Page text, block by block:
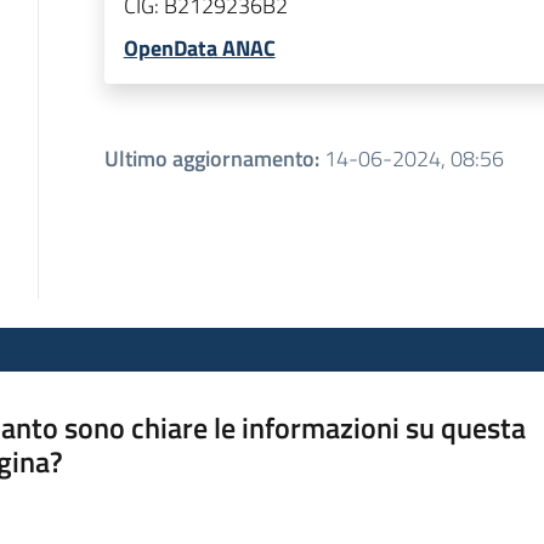
OpenData ANAC
Ultimo aggiornamento: 14-06-2024, 08:56
sono chiare le informazioni su questa